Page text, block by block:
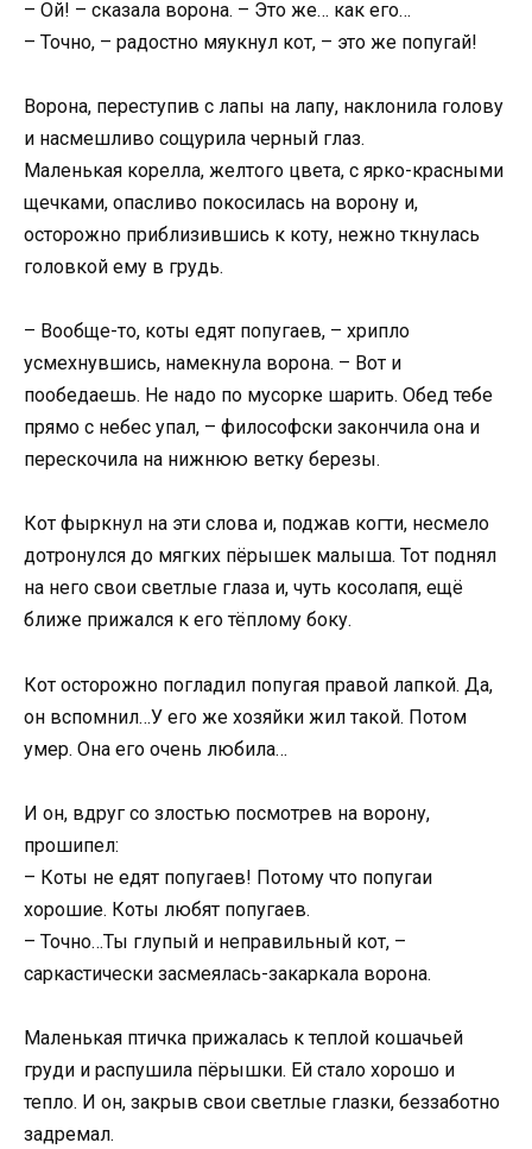
– Ой! – сказала ворона. – Это же… как его…
– Точно, – радостно мяукнул кот, – это же попугай!
Ворона, переступив с лапы на лапу, наклонила голову
и насмешливо сощурила черный глаз.
Маленькая корелла, желтого цвета, с ярко-красными
щечками, опасливо покосилась на ворону и,
осторожно приблизившись к коту, нежно ткнулась
головкой ему в грудь.
– Вообще-то, коты едят попугаев, – хрипло
усмехнувшись, намекнула ворона. – Вот и
пообедаешь. Не надо по мусорке шарить. Обед тебе
прямо с небес упал, – философски закончила она и
перескочила на нижнюю ветку березы.
Кот фыркнул на эти слова и, поджав когти, несмело
дотронулся до мягких пёрышек малыша. Тот поднял
на него свои светлые глаза и, чуть косолапя, ещё
ближе прижался к его тёплому боку.
Кот осторожно погладил попугая правой лапкой. Да,
он вспомнил…У его же хозяйки жил такой. Потом
умер. Она его очень любила…
И он, вдруг со злостью посмотрев на ворону,
прошипел:
– Коты не едят попугаев! Потому что попугаи
хорошие. Коты любят попугаев.
– Точно…Ты глупый и неправильный кот, –
саркастически засмеялась-закаркала ворона.
Маленькая птичка прижалась к теплой кошачьей
груди и распушила пёрышки. Ей стало хорошо и
тепло. И он, закрыв свои светлые глазки, беззаботно
задремал.